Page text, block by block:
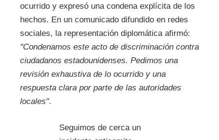
ocurrido y expresó una condena explícita de los
hechos. En un comunicado difundido en redes
sociales, la representación diplomática afirmó:
"Condenamos este acto de discriminación contra
ciudadanos estadounidenses. Pedimos una
revisión exhaustiva de lo ocurrido y una
respuesta clara por parte de las autoridades
locales".
Seguimos de cerca un